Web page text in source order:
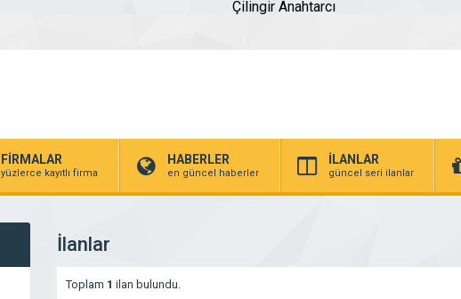
Çilingir Anahtarcı
FİRMALAR
yüzlerce kayıtlı firma
HABERLER
en güncel haberler
İLANLAR
güncel seri ilanlar
İlanlar
Toplam 1 ilan bulundu.